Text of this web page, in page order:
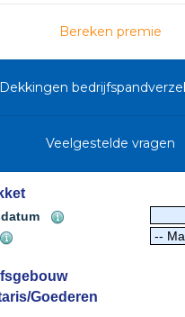
Bereken premie
Dekkingen
Veelgestelde vragen